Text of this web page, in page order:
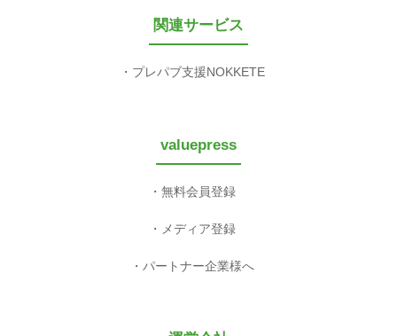
関連サービス
プレパブ支援NOKKETE
valuepress
無料会員登録
メディア登録
パートナー企業様へ